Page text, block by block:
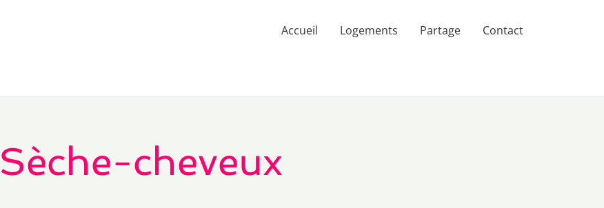
Accueil Logements Partage Contact
Sèche-cheveux